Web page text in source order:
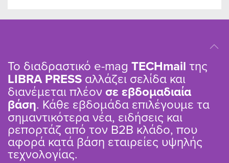
Το διαδραστικό e-mag TΕCHmail της
LIBRA PRESS αλλάζει σελίδα και
διανέμεται πλέον σε εβδομαδιαία
βάση. Κάθε εβδομάδα επιλέγουμε τα
σημαντικότερα νέα, ειδήσεις και
ρεπορτάζ από τον B2B κλάδο, που
αφορά κατά βάση εταιρείες υψηλής
τεχνολογίας.